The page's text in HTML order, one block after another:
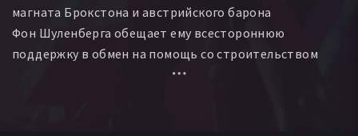
магната Брокстона и австрийского барона
Фон Шуленберга обещает ему всестороннюю
поддержку в обмен на помощь со строительством
железной дороги в Мексику. Однако перед этим